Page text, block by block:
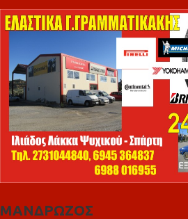
ΜΑΝΔΡΩΖΟΣ